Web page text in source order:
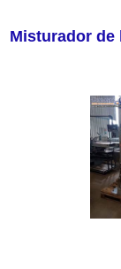
Misturador de